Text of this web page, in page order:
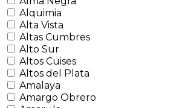
Alquimia
Alta Vista
Altas Cumbres
Alto Sur
Altos Cuises
Altos del Plata
Amalaya
Amargo Obrero